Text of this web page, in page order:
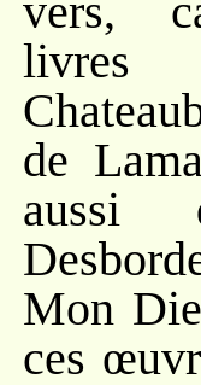
vers,
de
aussi
Mon
ces